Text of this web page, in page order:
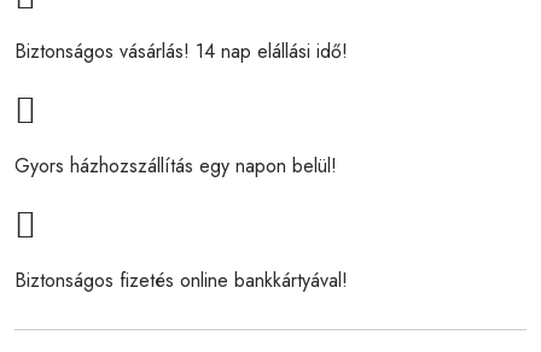
Biztonságos vásárlás! 14 nap elállási idő!
Gyors házhozszállítás egy napon belül!
Biztonságos fizetés online bankkártyával!